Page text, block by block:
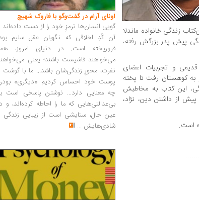
زندگی خانواده‌ ماندلا
پیش پدر بزرگش رفته،
قدیمی و تجربیات اعضای
کوهستان رفت تا پخته
این کتاب به مخاطبش
از داشتن دین، نژاد،
اونای آرام در گفت‌وگو با فاروک شهیچ‭
گویی انسان‌ها ترمزِ خود را از دست داده‌اند
آن کُدِ اخلاقی که نگهبان عقل سلیم
فروریخته است. در دنیای امروز،
می‌خواهند فاشیست باشند؛ یعنی
نفرت، محورِ زندگی‌شان باشد... ما با گوشت
پوست خود احساس کردیم «دیگری»
چه معنایی دارد... نوشتن پاسخی است
بی‌عدالتی‌هایی که ما را احاطه کرده‌اند، و
عین حال، ستایشی است از زیبایی زندگی
شادی‌هایش ...